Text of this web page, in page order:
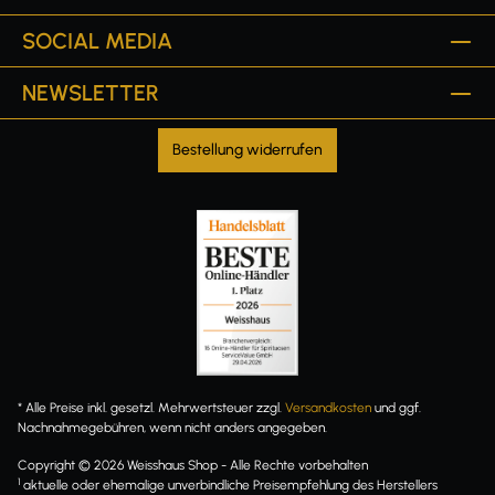
SOCIAL MEDIA
NEWSLETTER
Bestellung widerrufen
* Alle Preise inkl. gesetzl. Mehrwertsteuer zzgl. Versandkosten und ggf.
Nachnahmegebühren, wenn nicht anders angegeben.
Copyright © 2026 Weisshaus Shop - Alle Rechte vorbehalten
1 aktuelle oder ehemalige unverbindliche Preisempfehlung des Herstellers